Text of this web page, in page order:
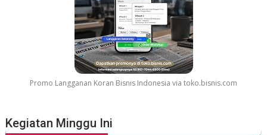
Promo Langganan Koran Bisnis Indonesia via toko.bisnis.com
Kegiatan Minggu Ini